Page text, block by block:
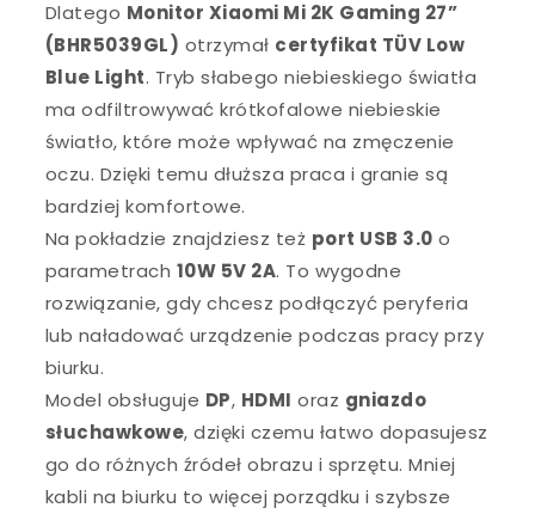
Dlatego Monitor Xiaomi Mi 2K Gaming 27”
(BHR5039GL) otrzymał certyfikat TÜV Low
Blue Light. Tryb słabego niebieskiego światła
ma odfiltrowywać krótkofalowe niebieskie
światło, które może wpływać na zmęczenie
oczu. Dzięki temu dłuższa praca i granie są
bardziej komfortowe.
Na pokładzie znajdziesz też port USB 3.0 o
parametrach 10W 5V 2A. To wygodne
rozwiązanie, gdy chcesz podłączyć peryferia
lub naładować urządzenie podczas pracy przy
biurku.
Model obsługuje DP, HDMI oraz gniazdo
słuchawkowe, dzięki czemu łatwo dopasujesz
go do różnych źródeł obrazu i sprzętu. Mniej
kabli na biurku to więcej porządku i szybsze